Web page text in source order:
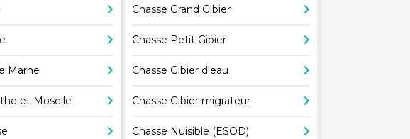
Marne
et Moselle
Chasse Grand Gibier
Chasse Petit Gibier
Chasse Gibier d'eau
Chasse Gibier migrateur
Chasse Nuisible (ESOD)